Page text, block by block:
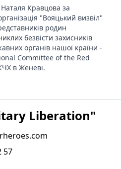
Кравцова за
"Вояцький визвіл"
родин
безвісти захисників
органів нашої країни -
Committee of the Red
в Женеві.
Liberation"
57